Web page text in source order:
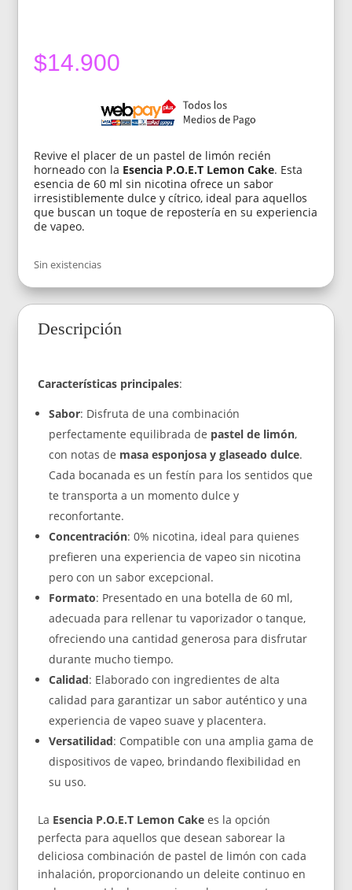
$14.900
Revive el placer de un pastel de limón recién
horneado con la Esencia P.O.E.T Lemon Cake. Esta
esencia de 60 ml sin nicotina ofrece un sabor
irresistiblemente dulce y cítrico, ideal para aquellos
que buscan un toque de repostería en su experiencia
de vapeo.
Sin existencias
Descripción
Características principales:
Sabor: Disfruta de una combinación
perfectamente equilibrada de pastel de limón,
con notas de masa esponjosa y glaseado dulce.
Cada bocanada es un festín para los sentidos que
te transporta a un momento dulce y
reconfortante.
Concentración: 0% nicotina, ideal para quienes
prefieren una experiencia de vapeo sin nicotina
pero con un sabor excepcional.
Formato: Presentado en una botella de 60 ml,
adecuada para rellenar tu vaporizador o tanque,
ofreciendo una cantidad generosa para disfrutar
durante mucho tiempo.
Calidad: Elaborado con ingredientes de alta
calidad para garantizar un sabor auténtico y una
experiencia de vapeo suave y placentera.
Versatilidad: Compatible con una amplia gama de
dispositivos de vapeo, brindando flexibilidad en
su uso.
La Esencia P.O.E.T Lemon Cake es la opción
perfecta para aquellos que desean saborear la
deliciosa combinación de pastel de limón con cada
inhalación, proporcionando un deleite continuo en